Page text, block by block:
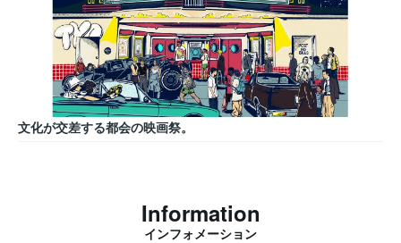
文化が交差する都会の映画祭。
Information
インフォメーション